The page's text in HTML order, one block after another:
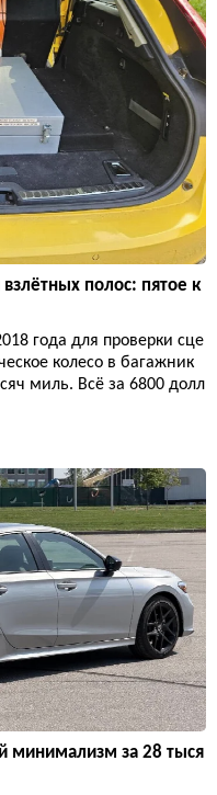
полос: пятое к
года для проверки сце
колесо в багажник
миль. Всё за 6800 долл
минимализм за 28 тыся